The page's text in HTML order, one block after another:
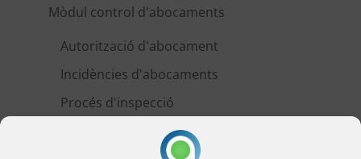
Mòdul control d'abocaments
Autorització d'abocament
Incidències d'abocaments
Procés d'inspecció